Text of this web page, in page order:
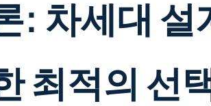
: 차세대 설
최적의 선